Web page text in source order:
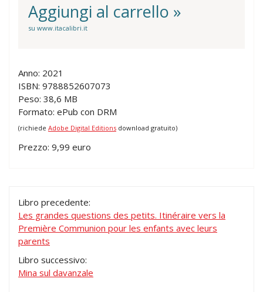
Aggiungi al carrello »
su www.itacalibri.it
Anno: 2021
ISBN: 9788852607073
Peso: 38,6 MB
Formato: ePub con DRM
(richiede Adobe Digital Editions download gratuito)
Prezzo: 9,99 euro
Libro precedente:
Les grandes questions des petits. Itinéraire vers la
Première Communion pour les enfants avec leurs
parents
Libro successivo:
Mina sul davanzale